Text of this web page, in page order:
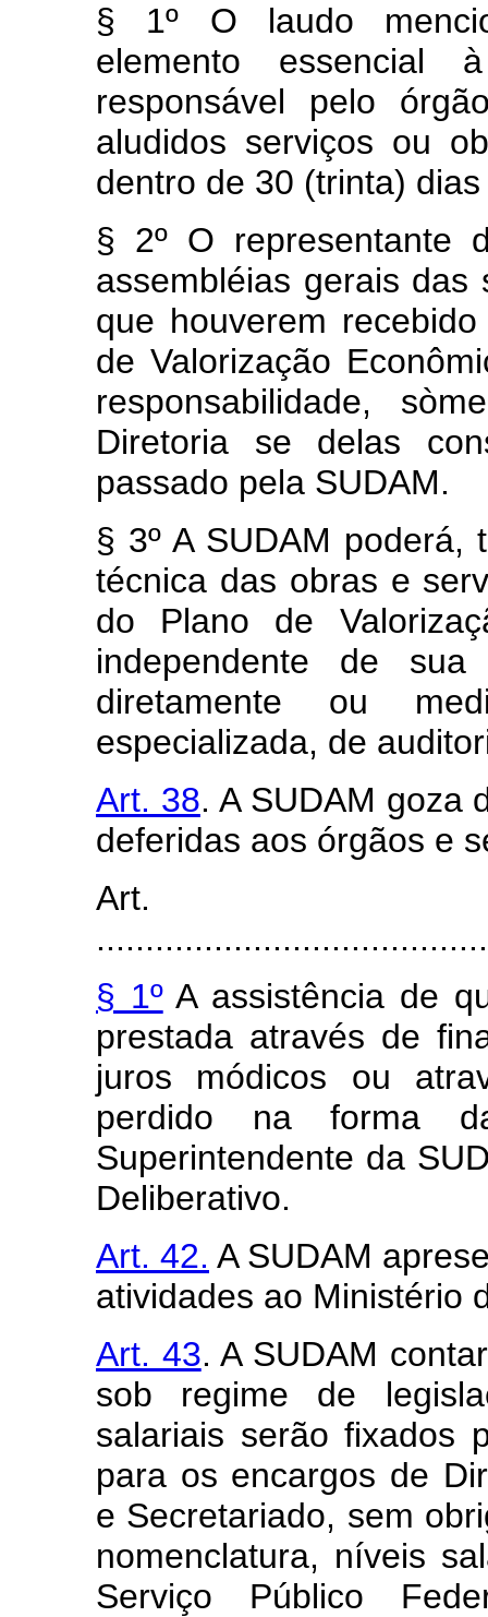
§ 1º O laudo
elemento essencial
responsável pelo
aludidos serviços ou
dentro de 30 (trinta)
§ 2º O representante
assembléias gerais das
que houverem
de Valorização
responsabilidade,
Diretoria se delas
passado pela SUDAM.
§ 3º A SUDAM poderá,
técnica das obras e
do Plano de
independente de
diretamente ou
especializada, de
Art. 38. A SUDAM goza
deferidas aos órgãos e
§ 1ºA assistência de
prestada através de
juros módicos ou
perdido na forma
Superintendente da
Deliberativo.
Art. 42. A SUDAM
atividades ao Ministério
Art. 43. A SUDAM
sob regime de
salariais serão fixados
para os encargos de
e Secretariado, sem
nomenclatura, níveis
Serviço Público